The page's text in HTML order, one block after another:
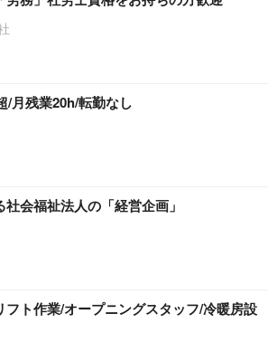
/月残業20h/転勤なし
会福祉法人の「経営企画」
ト作業/オープニングスタッフ/冷暖房設